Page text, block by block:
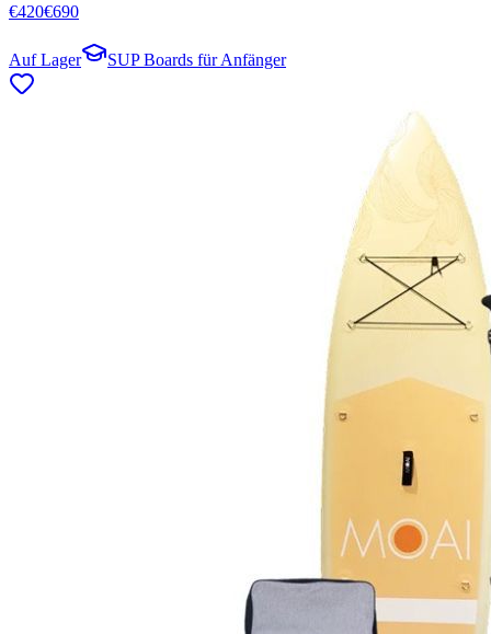
€420€690
Auf Lager SUP Boards für Anfänger